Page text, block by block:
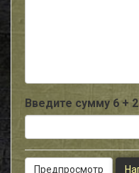
Введите сумму 6 + 2